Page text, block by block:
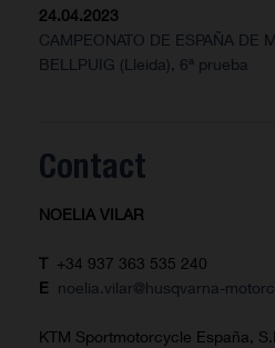
24.04.2023
CAMPEONATO DE ESPAÑA DE
BELLPUIG (Lleida), 6ª prueba
Contact
NOELIA VILAR
T +34 937 363 535 240
E noelia.vilar@husqvarna-
KTM Sportmotorcycle España,